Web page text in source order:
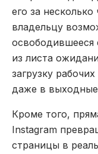
его за
владельцу
освободившееся
из листа
загрузку
даже в
Кроме того,
Instagram
страницы в